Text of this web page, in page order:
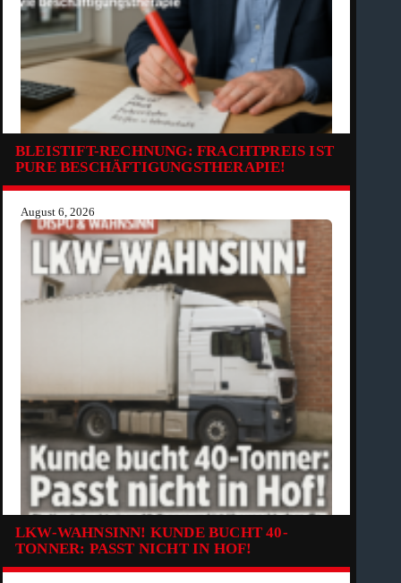
BLEISTIFT-RECHNUNG: FRACHTPREIS IST
PURE BESCHÄFTIGUNGSTHERAPIE!
August 6, 2026
LKW-WAHNSINN! KUNDE BUCHT 40-
TONNER: PASST NICHT IN HOF!